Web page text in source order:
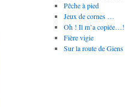
Pêche à pied
Jeux de cornes …
Oh ! Il m’a copiée…!
Fière vigie
Sur la route de Giens